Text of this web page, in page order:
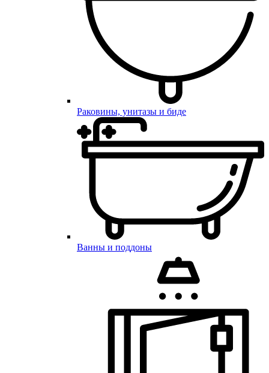
Раковины, унитазы и биде
Ванны и поддоны